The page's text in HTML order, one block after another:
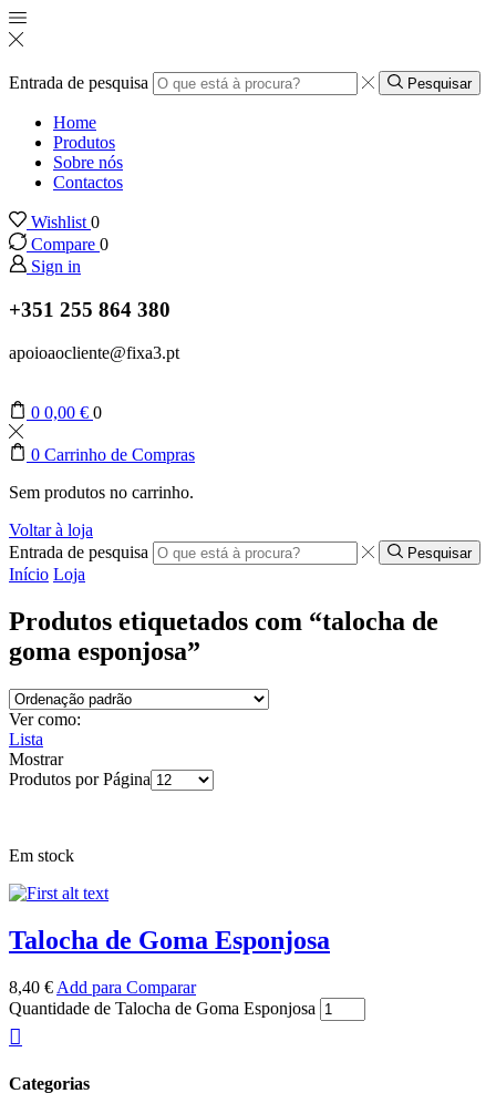
Entrada de pesquisa Pesquisar
Home
Produtos
Sobre nós
Contactos
Wishlist 0
Compare 0
Sign in
+351 255 864 380
apoioaocliente@fixa3.pt
0 0,00 € 0
0 Carrinho de Compras
Sem produtos no carrinho.
Voltar à loja
Entrada de pesquisa
Pesquisar
Início Loja
Produtos etiquetados com “talocha de
goma esponjosa”
Ver como:
Lista
Mostrar
Produtos por Página
Em stock
Talocha de Goma Esponjosa
8,40 € Add para Comparar
Quantidade de Talocha de Goma Esponjosa
Categorias